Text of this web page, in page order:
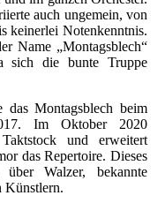
auch ungemein, von
keinerlei Notenkenntnis.
Name „Montagsblech“
sich die bunte Truppe
Montagsblech beim
Im Oktober 2020
und erweitert
das Repertoire. Dieses
Walzer, bekannte
Künstlern.